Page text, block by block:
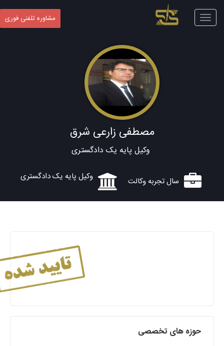
Toggle
navigation
مشاوره تلفنی فوری
مصطفی زارعی شرق
وکیل پایه یک دادگستری
سال تجربه وکالت وکیل پایه یک دادگستری
حوزه های تخصصی